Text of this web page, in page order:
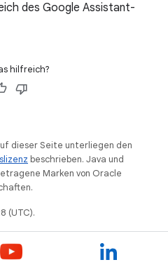
des Google Assistant-
hilfreich?
dieser Seite unterliegen den
beschrieben. Java und
Marken von Oracle
(UTC).